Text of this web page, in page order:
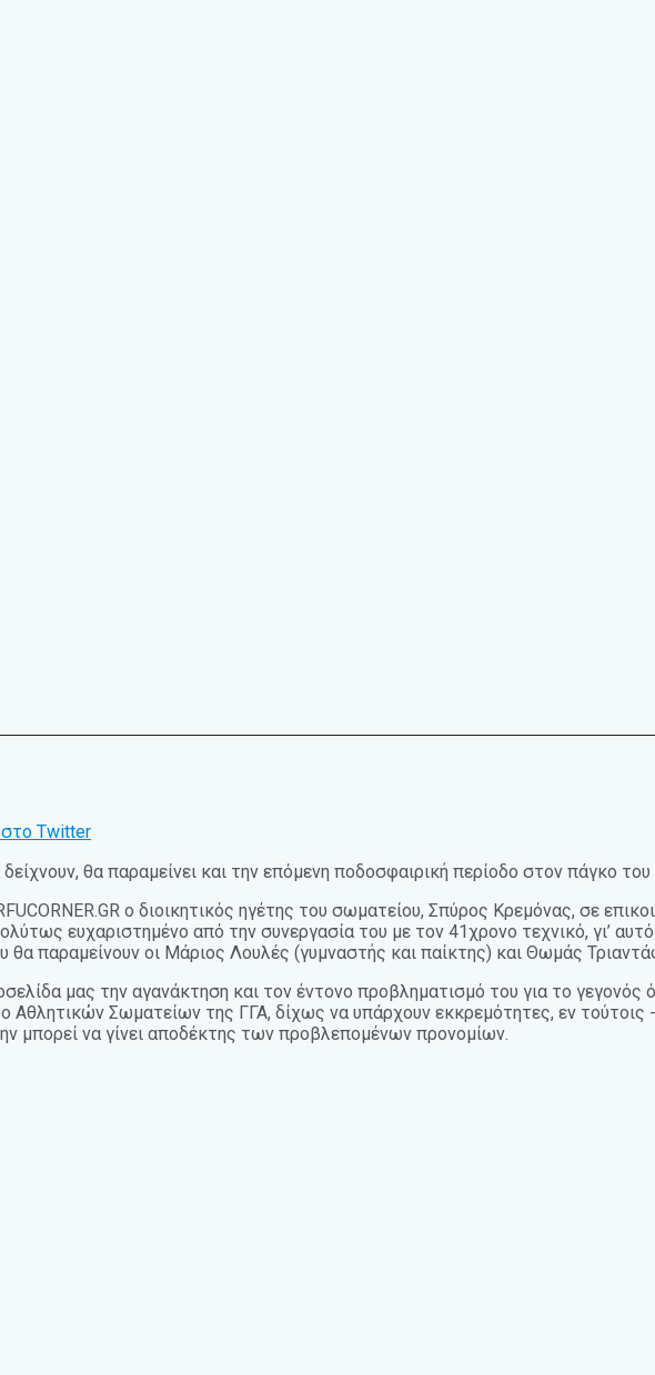
Twitter
θα παραμείνει και την επόμενη ποδοσφαιρική περίοδο στον πάγκο
ο διοικητικός ηγέτης του σωματείου, Σπύρος Κρεμόνας, σε
ευχαριστημένο από την συνεργασία του με τον 41χρονο τεχνικό, γι’
θα παραμείνουν οι Μάριος Λουλές (γυμναστής και παίκτης) και Θωμάς
μας την αγανάκτηση και τον έντονο προβληματισμό του για το
Αθλητικών Σωματείων της ΓΓΑ, δίχως να υπάρχουν εκκρεμότητες, εν
μπορεί να γίνει αποδέκτης των προβλεπομένων προνομίων.